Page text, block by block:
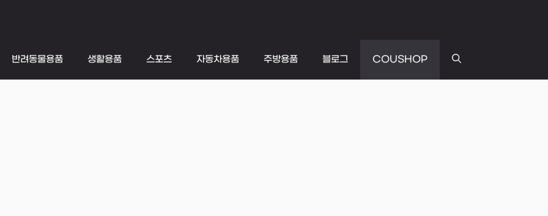
반려동물용품 생활용품 스포츠 자동차용품 주방용품 블로그 COUSHOP